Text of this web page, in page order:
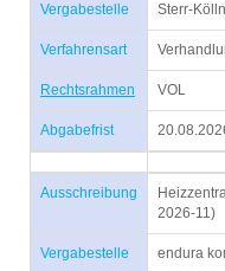
Vergabestelle Sterr-
Verfahrensart
Rechtsrahmen VOL
Abgabefrist
Ausschreibung
2026-11)
Vergabestelle endura